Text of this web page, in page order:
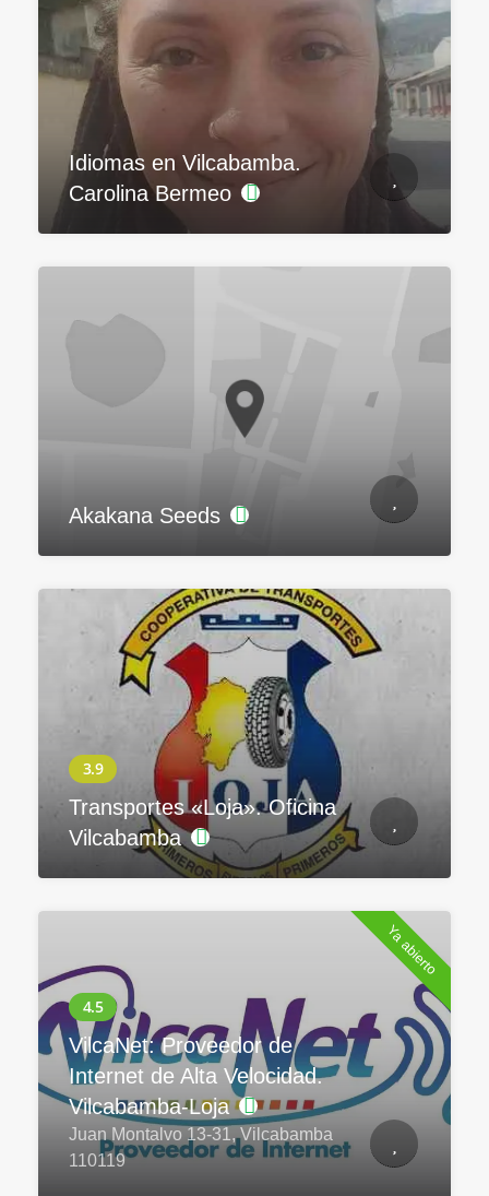
Idiomas en Vilcabamba.
Carolina Bermeo
Akakana Seeds
Transportes «Loja». Oficina
Vilcabamba
Ya abierto
VilcaNet: Proveedor de
Internet de Alta Velocidad.
Vilcabamba-Loja
Juan Montalvo 13-31, Vilcabamba
110119